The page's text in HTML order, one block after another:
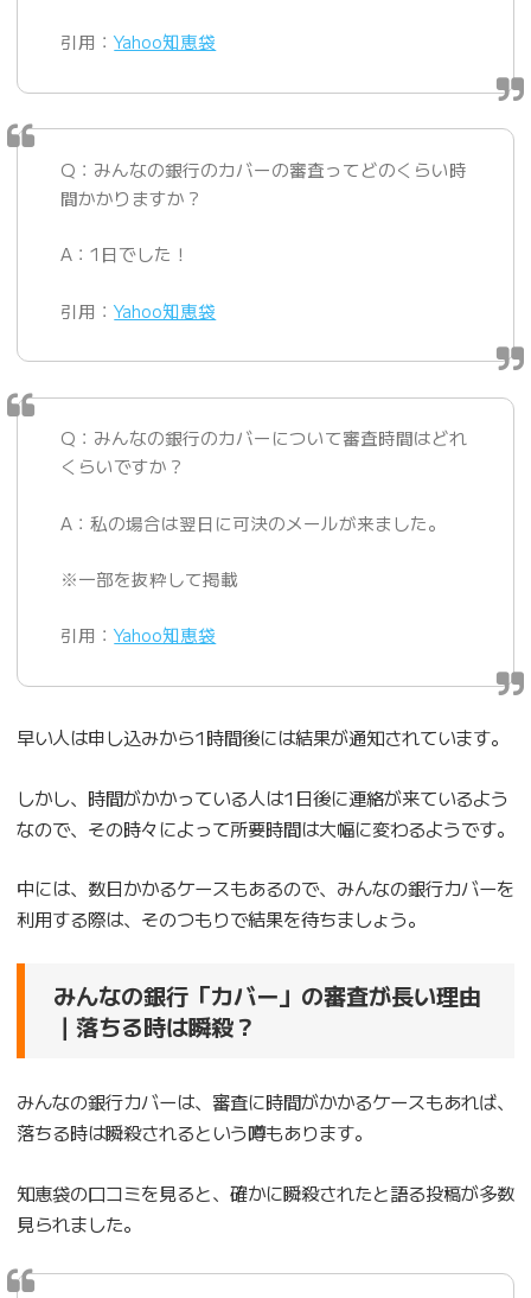
引用：Yahoo知恵袋
Q：みんなの銀行のカバーの審査ってどのくらい時
間かかりますか？
A：1日でした！
引用：Yahoo知恵袋
Q：みんなの銀行のカバーについて審査時間はどれ
くらいですか？
A：私の場合は翌日に可決のメールが来ました。
※一部を抜粋して掲載
引用：Yahoo知恵袋
早い人は申し込みから1時間後には結果が通知されています。
しかし、時間がかかっている人は1日後に連絡が来ているよう
なので、その時々によって所要時間は大幅に変わるようです。
中には、数日かかるケースもあるので、みんなの銀行カバーを
利用する際は、そのつもりで結果を待ちましょう。
みんなの銀行「カバー」の審査が長い理由
｜落ちる時は瞬殺？
みんなの銀行カバーは、審査に時間がかかるケースもあれば、
落ちる時は瞬殺されるという噂もあります。
知恵袋の口コミを見ると、確かに瞬殺されたと語る投稿が多数
見られました。